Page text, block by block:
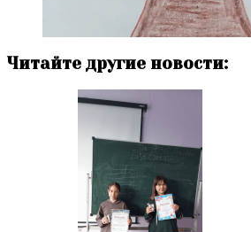
Читайте другие новости: